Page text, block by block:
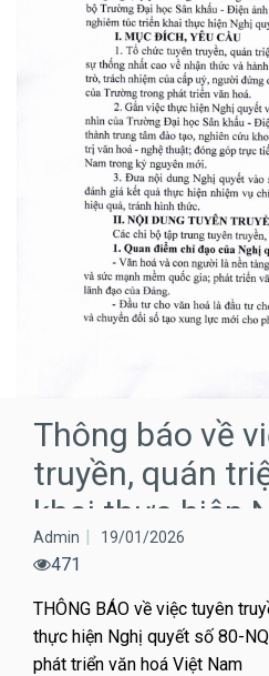
Thông báo về
truyền, quán
khai thực hiện
80-NQ/TW của…
Admin 19/01/2026
471
THÔNG BÁO về việc tuyên
thực hiện Nghị quyết số 80-
phát triển văn hoá Việt Nam